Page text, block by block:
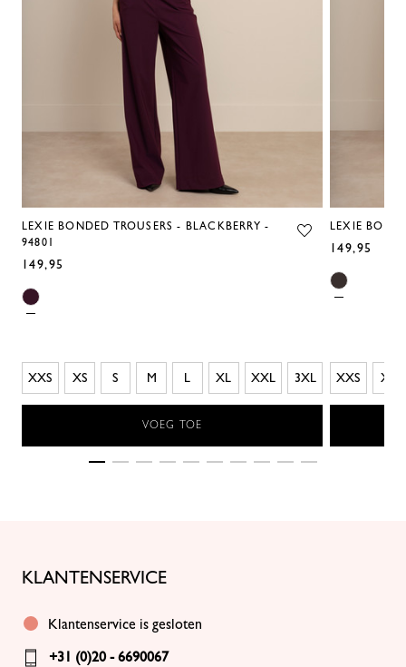
LEXIE BONDED TROUSERS - BLACKBERRY -
94801
149,95
XXS XS S M L XL XXL 3XL
VOEG TOE
LEXIE
149,95
XXS XS
KLANTENSERVICE
Klantenservice is gesloten
+31 (0)20 - 6690067